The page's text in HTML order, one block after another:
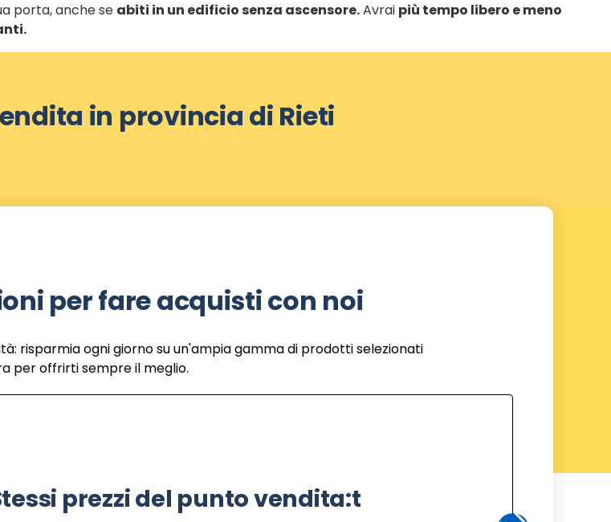
porta, anche se abiti in un edificio senza ascensore.Avrai più tempo libero e meno
in provincia di Rieti
per fare acquisti con noi
risparmia ogni giorno su un'ampia gamma di prodotti selezionati
per offrirti sempre il meglio.
prezzi del punto vendita:t